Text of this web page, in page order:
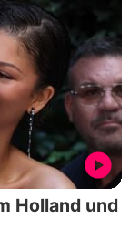
Holland und